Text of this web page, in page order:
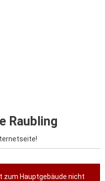
Raubling
zum Hauptgebäude nicht